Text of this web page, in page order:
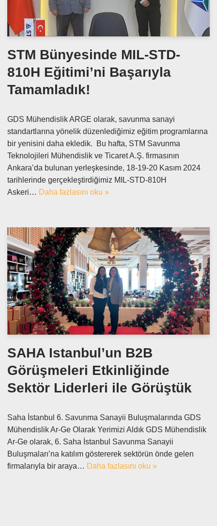
STM Bünyesinde MIL-STD-
810H Eğitimi’ni Başarıyla
Tamamladık!
GDS Mühendislik ARGE olarak, savunma sanayi
standartlarına yönelik düzenlediğimiz eğitim programlarına
bir yenisini daha ekledik. Bu hafta, STM Savunma
Teknolojileri Mühendislik ve Ticaret A.Ş. firmasının
Ankara’da bulunan yerleşkesinde, 18-19-20 Kasım 2024
tarihlerinde gerçekleştirdiğimiz MIL-STD-810H
Askeri… Daha fazlasını oku »
SAHA Istanbul’un B2B
Görüşmeleri Etkinliğinde
Sektör Liderleri ile Görüştük
Saha İstanbul 6. Savunma Sanayii Buluşmalarında GDS
Mühendislik Ar-Ge Olarak Yerimizi Aldık GDS Mühendislik
Ar-Ge olarak, 6. Saha İstanbul Savunma Sanayii
Buluşmaları’na katılım göstererek sektörün önde gelen
firmalarıyla bir araya… Daha fazlasını oku »